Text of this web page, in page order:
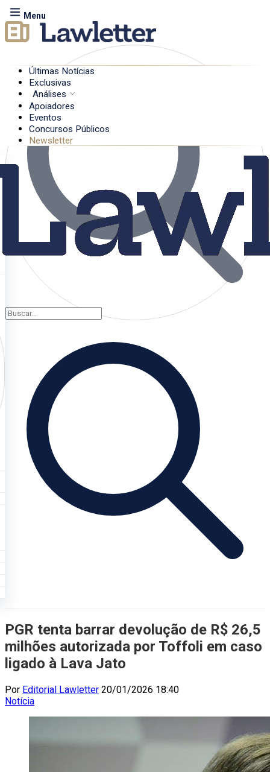
Menu
Últimas Notícias
Exclusivas
Análises
Apoiadores
Eventos
Concursos Públicos
Newsletter
PGR tenta barrar devolução de R$ 26,5
milhões autorizada por Toffoli em caso
ligado à Lava Jato
Por Editorial Lawletter 20/01/2026 18:40
Notícia